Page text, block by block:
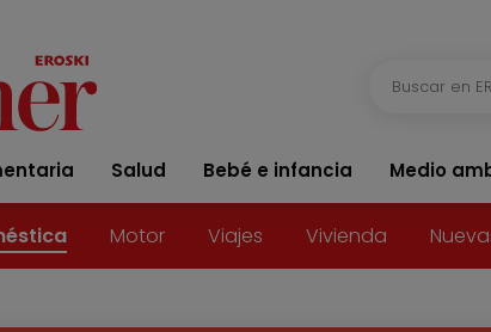
Salud Bebé e infancia Medio
Motor Viajes Vivienda